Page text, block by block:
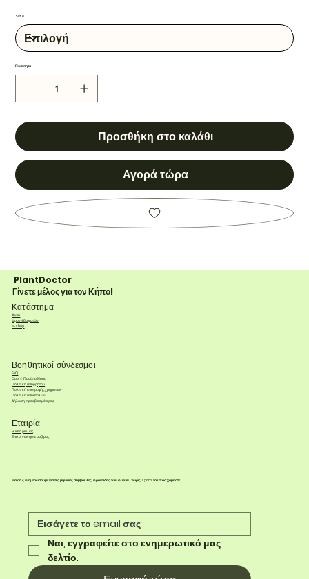
Size
Ποσότητα
Προσθήκη στο καλάθι
Αγορά τώρα
PlantDoctor
Γίνετε μέλος για τον Κήπο!
Κατάστημα
Φυτά
Φροντίδα φυτών
e-shop
Βοηθητικοί σύνδεσμοι
FAQ
Όροι & Προϋποθέσεις
Πολιτική απορρήτου
Πολιτική επιστροφής χρημάτων
Πολιτική αποστολών
Δήλωση προσβασιμότητας
Εταιρία
Η ιστορία μας
Επικοινωνήστε μαζί μας
Θα σας ενημερώσουμε για τις μηνιαίες συμβουλές φροντίδας των φυτών. Χωρίς spam, το υποσχόμαστε.
Ναι, εγγραφείτε στο ενημερωτικό μας
δελτίο.